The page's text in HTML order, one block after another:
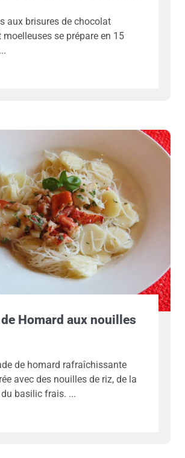
aux brisures de chocolat
moelleuses se prépare en 15
Homard aux nouilles
de homard rafraîchissante
avec des nouilles de riz, de la
basilic frais.